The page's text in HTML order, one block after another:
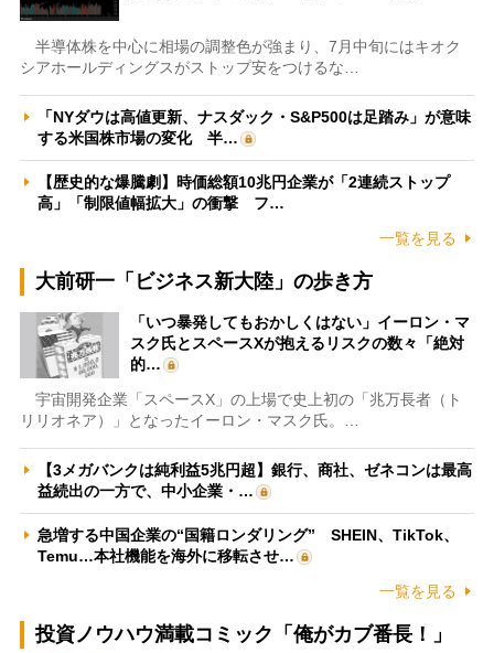
半導体株を中心に相場の調整色が強まり、7月中旬にはキオク
シアホールディングスがストップ安をつけるな…
「NYダウは高値更新、ナスダック・S&P500は足踏み」が意味
する米国株市場の変化 半…
【歴史的な爆騰劇】時価総額10兆円企業が「2連続ストップ
高」「制限値幅拡大」の衝撃 フ…
一覧を見る
大前研一「ビジネス新大陸」の歩き方
「いつ暴発してもおかしくはない」イーロン・マ
スク氏とスペースXが抱えるリスクの数々「絶対
的…
宇宙開発企業「スペースX」の上場で史上初の「兆万長者（ト
リリオネア）」となったイーロン・マスク氏。…
【3メガバンクは純利益5兆円超】銀行、商社、ゼネコンは最高
益続出の一方で、中小企業・…
急増する中国企業の“国籍ロンダリング” SHEIN、TikTok、
Temu…本社機能を海外に移転させ…
一覧を見る
投資ノウハウ満載コミック「俺がカブ番長！」